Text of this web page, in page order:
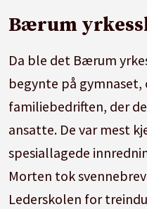
Bærum
Da ble det Bærum
begynte på
familiebedriften, der
ansatte. De var mest
spesiallagede
Morten tok
Lederskolen for